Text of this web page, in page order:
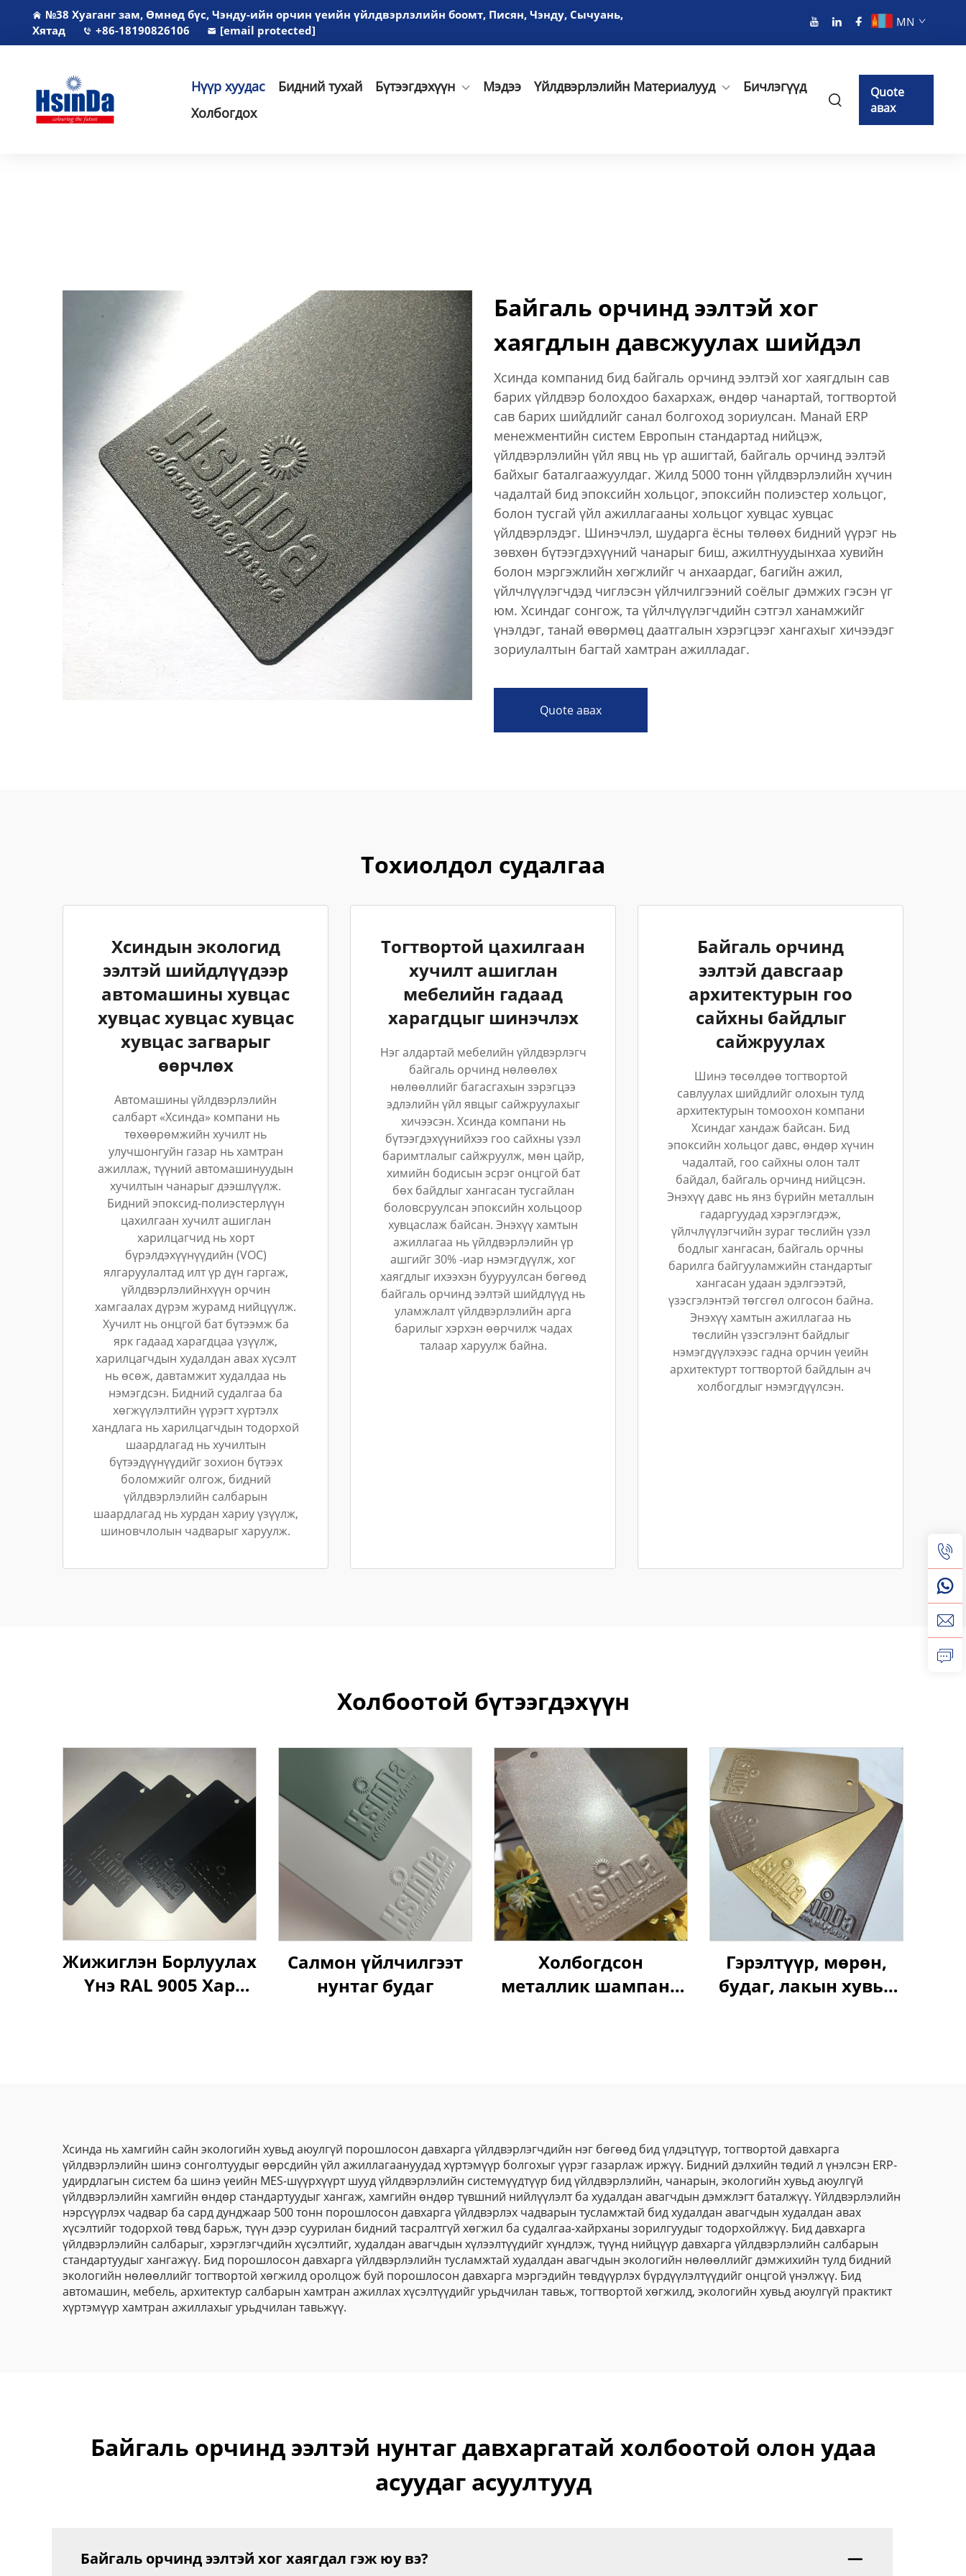
№38 Хуаганг зам, Өмнөд бүс, Чэнду-ийн орчин үеийн үйлдвэрлэлийн боомт, Писян, Чэнду, Сычуань,
Хятад
+86-18190826106 [email protected]
MN
Нүүр хуудас Бидний тухай Бүтээгдэхүүн Мэдээ Үйлдвэрлэлийн Материалууд
Бичлэгүүд
Холбогдох
Quote
авах
Байгаль орчинд ээлтэй хог
хаягдлын давсжуулах шийдэл
Хсинда компанид бид байгаль орчинд ээлтэй хог хаягдлын сав
барих үйлдвэр болохдоо бахархаж, өндөр чанартай, тогтвортой
сав барих шийдлийг санал болгоход зориулсан. Манай ERP
менежментийн систем Европын стандартад нийцэж,
үйлдвэрлэлийн үйл явц нь үр ашигтай, байгаль орчинд ээлтэй
байхыг баталгаажуулдаг. Жилд 5000 тонн үйлдвэрлэлийн хүчин
чадалтай бид эпоксийн хольцог, эпоксийн полиэстер хольцог,
болон тусгай үйл ажиллагааны хольцог хувцас хувцас
үйлдвэрлэдэг. Шинэчлэл, шударга ёсны төлөөх бидний үүрэг нь
зөвхөн бүтээгдэхүүний чанарыг биш, ажилтнуудынхаа хувийн
болон мэргэжлийн хөгжлийг ч анхаардаг, багийн ажил,
үйлчлүүлэгчдэд чиглэсэн үйлчилгээний соёлыг дэмжих гэсэн үг
юм. Хсиндаг сонгож, та үйлчлүүлэгчдийн сэтгэл ханамжийг
үнэлдэг, танай өвөрмөц даатгалын хэрэгцээг хангахыг хичээдэг
зориулалтын багтай хамтран ажилладаг.
Quote авах
Тохиолдол судалгаа
Хсиндын экологид
ээлтэй шийдлүүдээр
автомашины хувцас
хувцас хувцас хувцас
хувцас загварыг
өөрчлөх
Автомашины үйлдвэрлэлийн
салбарт «Хсинда» компани нь
төхөөрөмжийн хучилт нь
улучшонгуйн газар нь хамтран
ажиллаж, түүний автомашинуудын
хучилтын чанарыг дээшлүүлж.
Бидний эпоксид-полиэстерлүүн
цахилгаан хучилт ашиглан
харилцагчид нь хорт
бүрэлдэхүүнүүдийн (VOC)
ялгаруулалтад илт үр дүн гаргаж,
үйлдвэрлэлийнхүүн орчин
хамгаалах дүрэм журамд нийцүүлж.
Хучилт нь онцгой бат бүтээмж ба
ярк гадаад харагдцаа үзүүлж,
харилцагчдын худалдан авах хүсэлт
нь өсөж, давтамжит худалдаа нь
нэмэгдсэн. Бидний судалгаа ба
хөгжүүлэлтийн үүрэгт хүртэлх
хандлага нь харилцагчдын тодорхой
шаардлагад нь хучилтын
бүтээдүүнүүдийг зохион бүтээх
боломжийг олгож, бидний
үйлдвэрлэлийн салбарын
шаардлагад нь хурдан хариу үзүүлж,
шиновчлолын чадварыг харуулж.
Тогтвортой цахилгаан
хучилт ашиглан
мебелийн гадаад
харагдцыг шинэчлэх
Нэг алдартай мебелийн үйлдвэрлэгч
байгаль орчинд нөлөөлөх
нөлөөллийг багасгахын зэрэгцээ
эдлэлийн үйл явцыг сайжруулахыг
хичээсэн. Хсинда компани нь
бүтээгдэхүүнийхээ гоо сайхны үзэл
баримтлалыг сайжруулж, мөн цайр,
химийн бодисын эсрэг онцгой бат
бөх байдлыг хангасан тусгайлан
боловсруулсан эпоксийн хольцоор
хувцаслаж байсан. Энэхүү хамтын
ажиллагаа нь үйлдвэрлэлийн үр
ашгийг 30% -иар нэмэгдүүлж, хог
хаягдлыг ихээхэн бууруулсан бөгөөд
байгаль орчинд ээлтэй шийдлүүд нь
уламжлалт үйлдвэрлэлийн арга
барилыг хэрхэн өөрчилж чадах
талаар харуулж байна.
Байгаль орчинд
ээлтэй давсгаар
архитектурын гоо
сайхны байдлыг
сайжруулах
Шинэ төсөлдөө тогтвортой
савлуулах шийдлийг олохын тулд
архитектурын томоохон компани
Хсиндаг хандаж байсан. Бид
эпоксийн хольцог давс, өндөр хүчин
чадалтай, гоо сайхны олон талт
байдал, байгаль орчинд нийцсэн.
Энэхүү давс нь янз бүрийн металлын
гадаргуудад хэрэглэгдэж,
үйлчлүүлэгчийн зураг төслийн үзэл
бодлыг хангасан, байгаль орчны
барилга байгууламжийн стандартыг
хангасан удаан эдэлгээтэй,
үзэсгэлэнтэй төгсгөл олгосон байна.
Энэхүү хамтын ажиллагаа нь
төслийн үзэсгэлэнт байдлыг
нэмэгдүүлэхээс гадна орчин үеийн
архитектурт тогтвортой байдлын ач
холбогдлыг нэмэгдүүлсэн.
Холбоотой бүтээгдэхүүн
Жижиглэн Борлуулах
Үнэ RAL 9005 Хар
Салмон үйлчилгээт
нунтаг будаг
Холбогдсон
металлик шампань
Гэрэлтүүр, мөрөн,
будаг, лакын хувьд
эпоксид-полиэстер
цацрагт тоосон
будаг
Хсинда нь хамгийн сайн экологийн хувьд аюулгүй порошлосон давхарга үйлдвэрлэгчдийн нэг бөгөөд бид үлдэцтүүр, тогтвортой давхарга
үйлдвэрлэлийн шинэ сонголтуудыг өөрсдийн үйл ажиллагаануудад хүртэмүүр болгохыг үүрэг газарлаж иржүү. Бидний дэлхийн төдий л үнэлсэн ERP-
удирдлагын систем ба шинэ үеийн MES-шүүрхүүрт шууд үйлдвэрлэлийн системүүдтүүр бид үйлдвэрлэлийн, чанарын, экологийн хувьд аюулгүй
үйлдвэрлэлийн хамгийн өндөр стандартуудыг хангаж, хамгийн өндөр түвшний нийлүүлэлт ба худалдан авагчдын дэмжлэгт баталжүү. Үйлдвэрлэлийн
нэрсүүрлэх чадвар ба сард дунджаар 500 тонн порошлосон давхарга үйлдвэрлэх чадварын тусламжтай бид худалдан авагчдын худалдан авах
хүсэлтийг тодорхой төвд барьж, түүн дээр суурилан бидний тасралтгүй хөгжил ба судалгаа-хайрханы зорилгуудыг тодорхойлжүү. Бид давхарга
үйлдвэрлэлийн салбарыг, хэрэглэгчдийн хүсэлтийг, худалдан авагчдын хүлээлтүүдийг хүндлэж, түүнд нийцүүр давхарга үйлдвэрлэлийн салбарын
стандартуудыг хангажүү. Бид порошлосон давхарга үйлдвэрлэлийн тусламжтай худалдан авагчдын экологийн нөлөөллийг дэмжихийн тулд бидний
экологийн нөлөөллийг тогтвортой хөгжилд оролцож буй порошлосон давхарга мэргэдийн төвдүүрлэх бүрдүүлэлтүүдийг онцгой үнэлжүү. Бид
автомашин, мебель, архитектур салбарын хамтран ажиллах хүсэлтүүдийг урьдчилан тавьж, тогтвортой хөгжилд, экологийн хувьд аюулгүй практикт
хүртэмүүр хамтран ажиллахыг урьдчилан тавьжүү.
Байгаль орчинд ээлтэй нунтаг давхаргатай холбоотой олон удаа
асуудаг асуултууд
Байгаль орчинд ээлтэй хог хаягдал гэж юу вэ?